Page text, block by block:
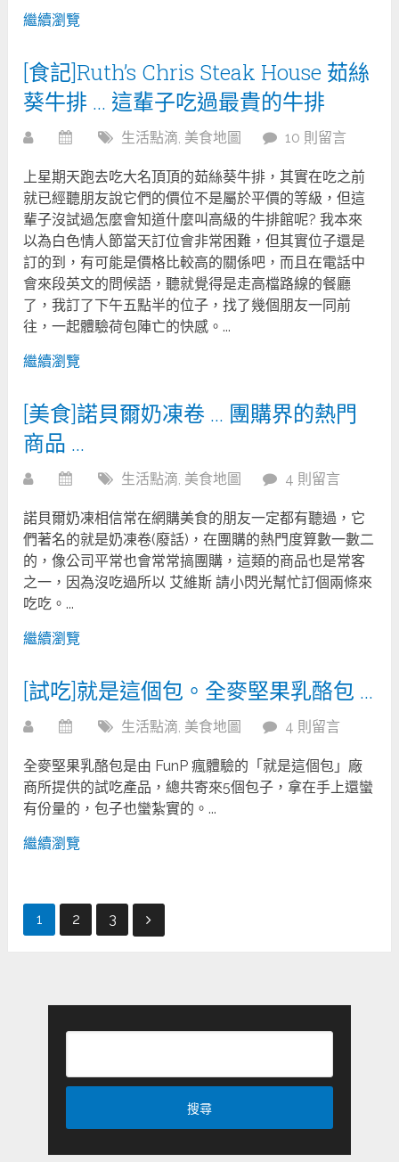
繼續瀏覽
[食記]Ruth’s Chris Steak House 茹絲
葵牛排 … 這輩子吃過最貴的牛排
生活點滴, 美食地圖 10 則留言
上星期天跑去吃大名頂頂的茹絲葵牛排，其實在吃之前
就已經聽朋友說它們的價位不是屬於平價的等級，但這
輩子沒試過怎麼會知道什麼叫高級的牛排館呢? 我本來
以為白色情人節當天訂位會非常困難，但其實位子還是
訂的到，有可能是價格比較高的關係吧，而且在電話中
會來段英文的問候語，聽就覺得是走高檔路線的餐廳
了，我訂了下午五點半的位子，找了幾個朋友一同前
往，一起體驗荷包陣亡的快感。...
繼續瀏覽
[美食]諾貝爾奶凍卷 … 團購界的熱門
商品 …
生活點滴, 美食地圖 4 則留言
諾貝爾奶凍相信常在網購美食的朋友一定都有聽過，它
們著名的就是奶凍卷(廢話)，在團購的熱門度算數一數二
的，像公司平常也會常常搞團購，這類的商品也是常客
之一，因為沒吃過所以 艾維斯 請小閃光幫忙訂個兩條來
吃吃。...
繼續瀏覽
[試吃]就是這個包。全麥堅果乳酪包 …
生活點滴, 美食地圖 4 則留言
全麥堅果乳酪包是由 FunP 瘋體驗的「就是這個包」廠
商所提供的試吃產品，總共寄來5個包子，拿在手上還蠻
有份量的，包子也蠻紮實的。...
繼續瀏覽
文
1 2 3